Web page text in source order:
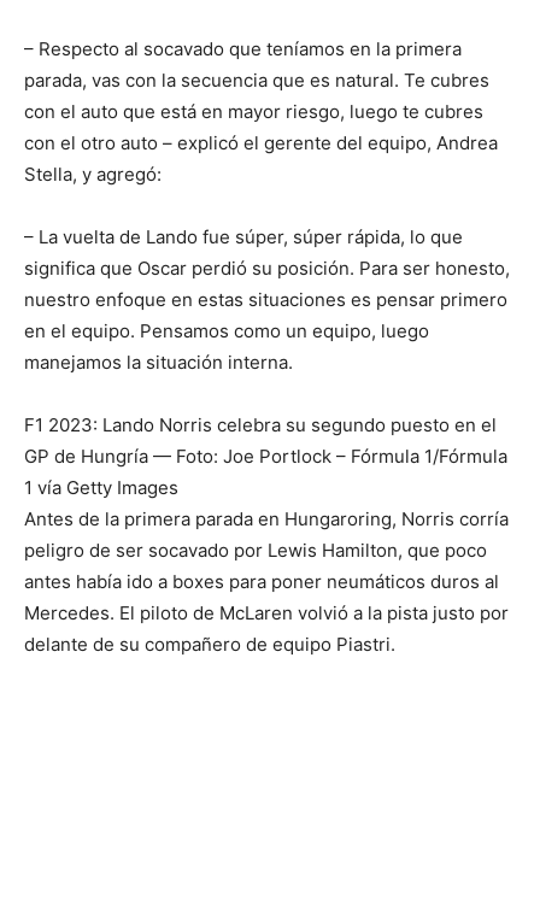
– Respecto al socavado que teníamos en la primera
parada, vas con la secuencia que es natural. Te cubres
con el auto que está en mayor riesgo, luego te cubres
con el otro auto – explicó el gerente del equipo, Andrea
Stella, y agregó:
– La vuelta de Lando fue súper, súper rápida, lo que
significa que Oscar perdió su posición. Para ser honesto,
nuestro enfoque en estas situaciones es pensar primero
en el equipo. Pensamos como un equipo, luego
manejamos la situación interna.
F1 2023: Lando Norris celebra su segundo puesto en el
GP de Hungría — Foto: Joe Portlock – Fórmula 1/Fórmula
1 vía Getty Images
Antes de la primera parada en Hungaroring, Norris corría
peligro de ser socavado por Lewis Hamilton, que poco
antes había ido a boxes para poner neumáticos duros al
Mercedes. El piloto de McLaren volvió a la pista justo por
delante de su compañero de equipo Piastri.